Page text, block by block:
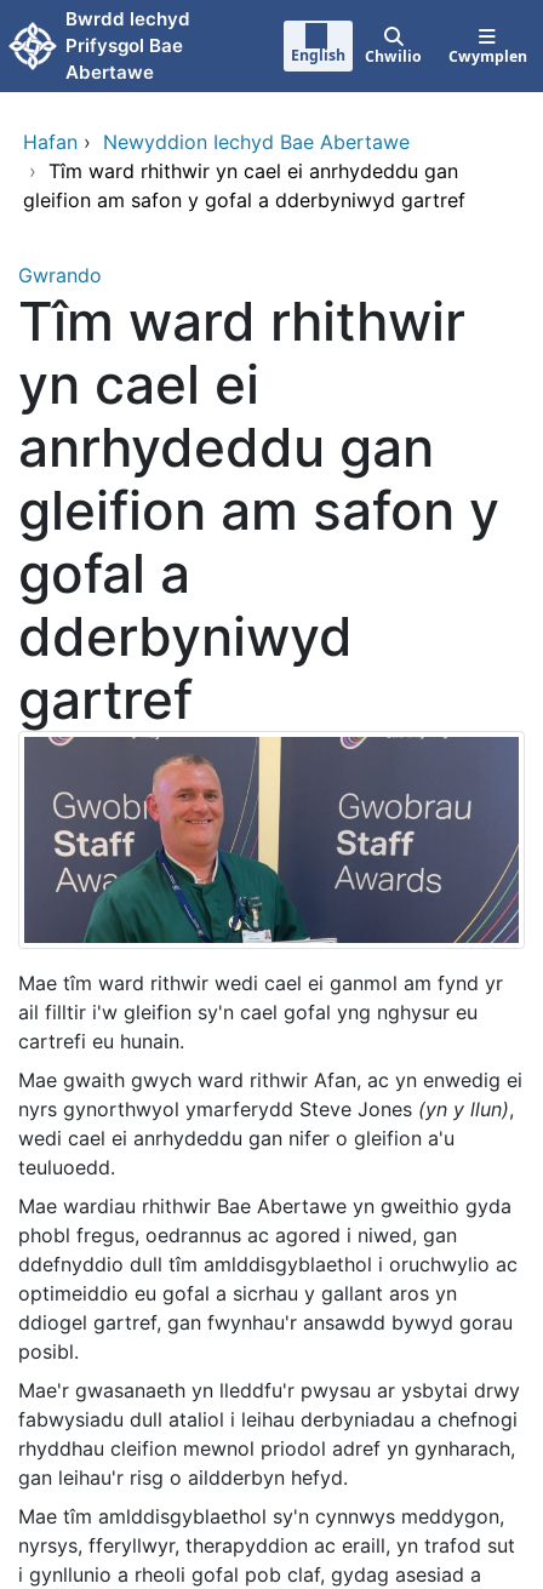
Neidio i'r prif gynnwy
Bwrdd lechyd
Prifysgol Bae
Abertawe
English Chwilio Cwymplen
Hafan › Newyddion Iechyd Bae Abertawe
› Tîm ward rhithwir yn cael ei anrhydeddu gan
gleifion am safon y gofal a dderbyniwyd gartref
Gwrando
Tîm ward rhithwir
yn cael ei
anrhydeddu gan
gleifion am safon y
gofal a
dderbyniwyd
gartref
Mae tîm ward rithwir wedi cael ei ganmol am fynd yr
ail filltir i'w gleifion sy'n cael gofal yng nghysur eu
cartrefi eu hunain.
Mae gwaith gwych ward rithwir Afan, ac yn enwedig ei
nyrs gynorthwyol ymarferydd Steve Jones (yn y llun),
wedi cael ei anrhydeddu gan nifer o gleifion a'u
teuluoedd.
Mae wardiau rhithwir Bae Abertawe yn gweithio gyda
phobl fregus, oedrannus ac agored i niwed, gan
ddefnyddio dull tîm amlddisgyblaethol i oruchwylio ac
optimeiddio eu gofal a sicrhau y gallant aros yn
ddiogel gartref, gan fwynhau'r ansawdd bywyd gorau
posibl.
Mae'r gwasanaeth yn lleddfu'r pwysau ar ysbytai drwy
fabwysiadu dull ataliol i leihau derbyniadau a chefnogi
rhyddhau cleifion mewnol priodol adref yn gynharach,
gan leihau'r risg o aildderbyn hefyd.
Mae tîm amlddisgyblaethol sy'n cynnwys meddygon,
nyrsys, fferyllwyr, therapyddion ac eraill, yn trafod sut
i gynllunio a rheoli gofal pob claf, gydag asesiad a